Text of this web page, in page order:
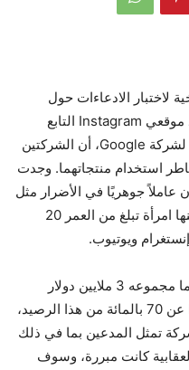
لاختبار الادعاءات حول
إدمان وسائل التواصل الاجتماعي ضد موقعي Instagram التابع
لشركة Meta وموقع YouTube التابع لشركة Google، أن الشركتين
استخدام منتجاتهما. وجدت
عاملاً جوهريًا في الأضرار مثل
مشكلات الصحة العقلية التي عانت منها امرأة تبلغ من العمر 20
ويوتيوب.
أمرت هيئة المحلفين الشركتين بدفع ما مجموعه 3 ملايين دولار
كتعويضات، مع مسؤولية شركة Meta عن 70 بالمائة من هذا الرصيد،
تمثل المدعين بما في ذلك
كانت مبررة، وسوف